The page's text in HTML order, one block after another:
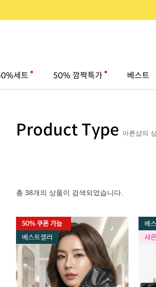
세트 50% 깜짝특가 베스트
Product Type 아론샵의
총 38개의 상품이 검색되었습니다.